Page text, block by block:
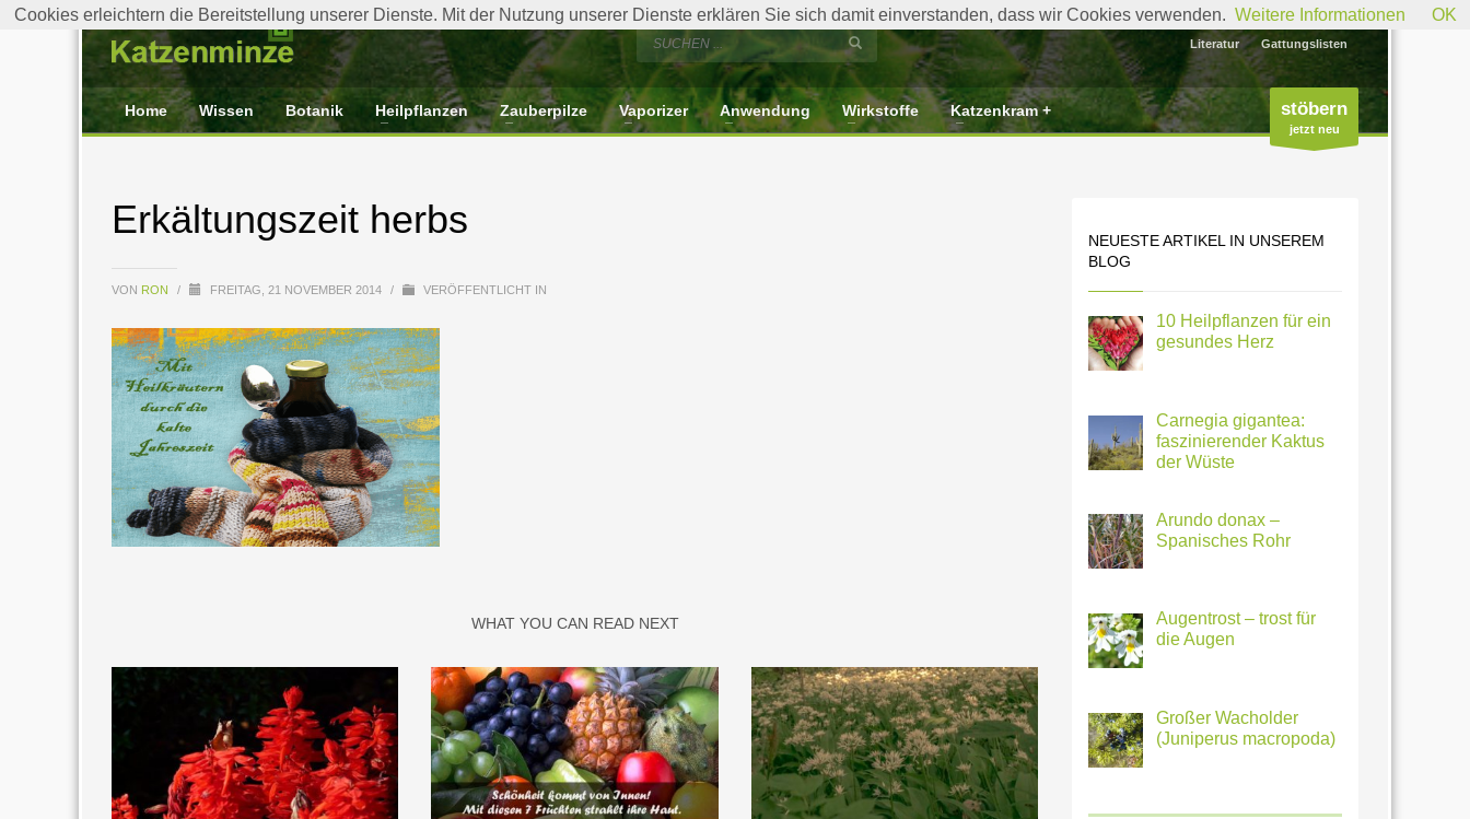
Literatur Gattungslisten
Home Wissen Botanik Heilpflanzen Zauberpilze Vaporizer Anwendung Wirkstoffe Katzenkram + stöbern
jetzt neu
Erkältungszeit herbs
VON RON / FREITAG, 21 NOVEMBER 2014 / VERÖFFENTLICHT IN
WHAT YOU CAN READ NEXT
NEUESTE ARTIKEL IN UNSEREM
BLOG
10 Heilpflanzen für ein
gesundes Herz
Carnegia gigantea:
faszinierender Kaktus
der Wüste
Arundo donax –
Spanisches Rohr
Augentrost – trost für
die Augen
Großer Wacholder
(Juniperus macropoda)
Cookies erleichtern die Bereitstellung unserer Dienste. Mit der Nutzung unserer Dienste erklären Sie sich damit einverstanden, dass wir Cookies verwenden. Weitere Informationen OK